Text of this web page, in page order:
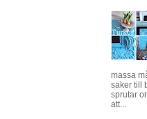
massa
saker till
sprutar
att...